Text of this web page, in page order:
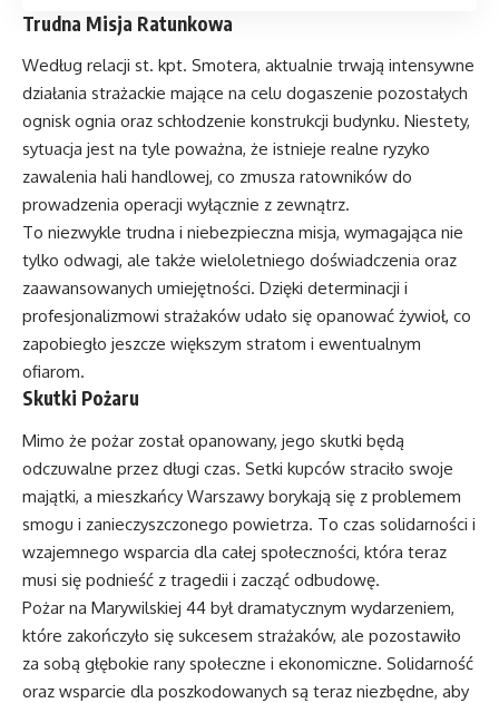
Trudna Misja Ratunkowa
Według relacji st. kpt. Smotera, aktualnie trwają intensywne
działania strażackie mające na celu dogaszenie pozostałych
ognisk ognia oraz schłodzenie konstrukcji budynku. Niestety,
sytuacja jest na tyle poważna, że istnieje realne ryzyko
zawalenia hali handlowej, co zmusza ratowników do
prowadzenia operacji wyłącznie z zewnątrz.
To niezwykle trudna i niebezpieczna misja, wymagająca nie
tylko odwagi, ale także wieloletniego doświadczenia oraz
zaawansowanych umiejętności. Dzięki determinacji i
profesjonalizmowi strażaków udało się opanować żywioł, co
zapobiegło jeszcze większym stratom i ewentualnym
ofiarom.
Skutki Pożaru
Mimo że pożar został opanowany, jego skutki będą
odczuwalne przez długi czas. Setki kupców straciło swoje
majątki, a mieszkańcy Warszawy borykają się z problemem
smogu i zanieczyszczonego powietrza. To czas solidarności i
wzajemnego wsparcia dla całej społeczności, która teraz
musi się podnieść z tragedii i zacząć odbudowę.
Pożar na Marywilskiej 44 był dramatycznym wydarzeniem,
które zakończyło się sukcesem strażaków, ale pozostawiło
za sobą głębokie rany społeczne i ekonomiczne. Solidarność
oraz wsparcie dla poszkodowanych są teraz niezbędne, aby